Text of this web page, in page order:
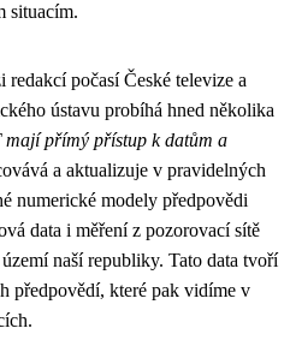
situacím.
počasí České televize a
ústavu probíhá hned několika
mají přímý přístup k datům a
a aktualizuje v pravidelných
numerické modely předpovědi
data i měření z pozorovací sítě
naší republiky. Tato data tvoří
předpovědí, které pak vidíme v